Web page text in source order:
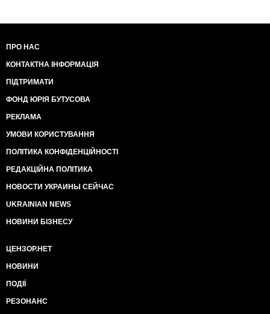
ПРО НАС
КОНТАКТНА ІНФОРМАЦІЯ
ПІДТРИМАТИ
ФОНД ЮРІЯ БУТУСОВА
РЕКЛАМА
УМОВИ КОРИСТУВАННЯ
ПОЛІТИКА КОНФІДЕНЦІЙНОСТІ
РЕДАКЦІЙНА ПОЛІТИКА
НОВОСТИ УКРАИНЫ СЕЙЧАС
UKRAINIAN NEWS
НОВИНИ БІЗНЕСУ
ЦЕНЗОР.НЕТ
НОВИНИ
ПОДІЇ
РЕЗОНАНС